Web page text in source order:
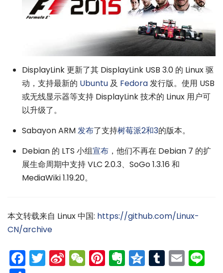
DisplayLink 更新了其 DisplayLink USB 3.0 的 Linux 驱
动，支持最新的 Ubuntu及 Fedora发行版。使用 USB
或无线显示器等支持 DisplayLink 技术的 Linux 用户可
以升级了。
Sabayon ARM发布了支持树莓派2和3的版本。
Debian 的 LTS 小组宣布，他们不再在 Debian 7 的扩
展生命周期中支持 VLC 2.0.3、SoGo 1.3.16 和
MediaWiki 1.19.20。
本文转载来自 Linux 中国: https://github.com/Linux-
CN/archive
Facebook
Twitter
SinaWeChat
Pinterest
Evernote
Qzone
Tumblr